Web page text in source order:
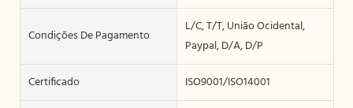
Condições De Pagamento
L/C, T/T, União Ocidental,
Paypal, D/A, D/P
Certificado
ISO9001/ISO14001